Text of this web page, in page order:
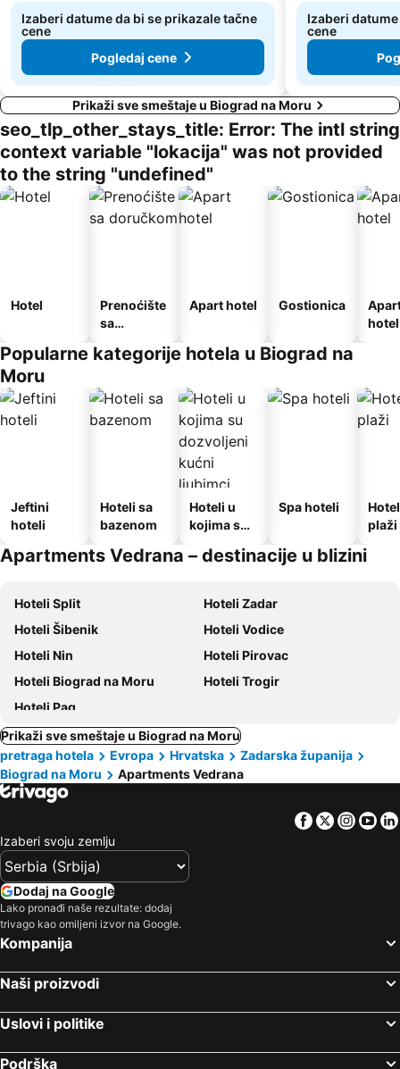
Izaberi datume da bi se prikazale tačne
cene
Pogledaj cene
Izaberi
cene
Prikaži sve smeštaje u Biograd na Moru
seo_tlp_other_stays_title: Error: The intl string
context variable "lokacija" was not provided
to the string "undefined"
Hotel
Prenoćište
sa
Apart hotel Gostionica
hotel
Popularne kategorije hotela u Biograd na
Moru
Jeftini
hoteli
Hoteli sa
bazenom
Hoteli u
kojima su
kućni
Spa hoteli
plaži
Apartments Vedrana – destinacije u blizini
Hoteli Split
Hoteli Zadar
Hoteli Šibenik
Hoteli Vodice
Hoteli Nin
Hoteli Pirovac
Hoteli Biograd na Moru
Hoteli Trogir
Hoteli Pag
Prikaži sve smeštaje u Biograd na Moru
pretraga hotela
Evropa Hrvatska
Zadarska županija
Biograd na Moru
Apartments Vedrana
Facebook
Twitter
Izaberi svoju zemlju
Dodaj na Google
Lako pronađi naše rezultate: dodaj
trivago kao omiljeni izvor na Google.
Kompanija
Naši proizvodi
Uslovi i politike
Podrška